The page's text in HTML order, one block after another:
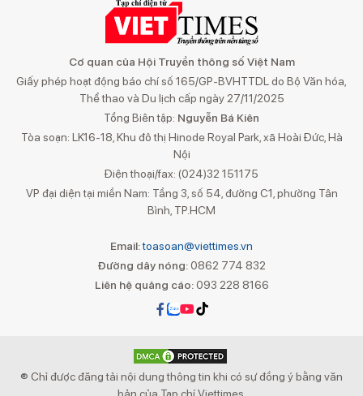
Cơ quan của Hội Truyền thông số Việt Nam
Giấy phép hoạt động báo chí số 165/GP-BVHTTDL do Bộ Văn hóa,
Thể thao và Du lịch cấp ngày 27/11/2025
Tổng Biên tập: Nguyễn Bá Kiên
Tòa soạn: LK16-18, Khu đô thị Hinode Royal Park, xã Hoài Đức, Hà
Nội
Điện thoại/fax: (024)32 151175
VP đại diện tại miền Nam: Tầng 3, số 54, đường C1, phường Tân
Bình, TP.HCM
Email:toasoan@viettimes.vn
Đường dây nóng: 0862 774 832
Liên hệ quảng cáo:093 228 8166
® Chỉ được đăng tải nội dung thông tin khi có sự đồng ý bằng văn
bản của Tạp chí Viettimes.